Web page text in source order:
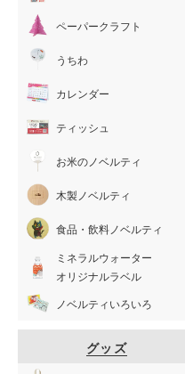
ペーパークラフト
うちわ
カレンダー
ティッシュ
お米のノベルティ
木製ノベルティ
食品・飲料ノベルティ
ミネラルウォーター
オリジナルラベル
ノベルティいろいろ
グッズ